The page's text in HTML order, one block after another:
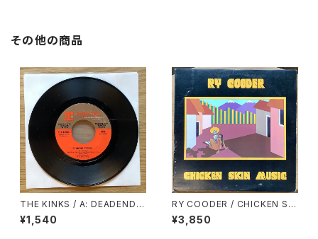
その他の商品
THE KINKS / A: DEADEND S
TREET / B: SUNNY AFTERN
OON
¥1,540
RY COODER / CHICKEN SKI
N MUSIC
¥3,850